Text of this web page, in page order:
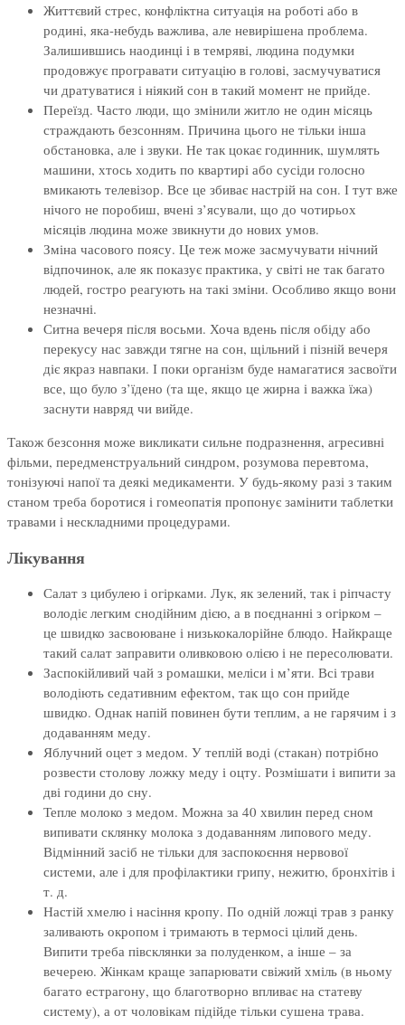
Життєвий стрес, конфліктна ситуація на роботі або в
родині, яка-небудь важлива, але невирішена проблема.
Залишившись наодинці і в темряві, людина подумки
продовжує програвати ситуацію в голові, засмучуватися
чи дратуватися і ніякий сон в такий момент не прийде.
Переїзд. Часто люди, що змінили житло не один місяць
страждають безсонням. Причина цього не тільки інша
обстановка, але і звуки. Не так цокає годинник, шумлять
машини, хтось ходить по квартирі або сусіди голосно
вмикають телевізор. Все це збиває настрій на сон. І тут вже
нічого не поробиш, вчені з’ясували, що до чотирьох
місяців людина може звикнути до нових умов.
Зміна часового поясу. Це теж може засмучувати нічний
відпочинок, але як показує практика, у світі не так багато
людей, гостро реагують на такі зміни. Особливо якщо вони
незначні.
Ситна вечеря після восьми. Хоча вдень після обіду або
перекусу нас завжди тягне на сон, щільний і пізній вечеря
діє якраз навпаки. І поки організм буде намагатися засвоїти
все, що було з’їдено (та ще, якщо це жирна і важка їжа)
заснути навряд чи вийде.
Також безсоння може викликати сильне подразнення, агресивні
фільми, передменструальний синдром, розумова перевтома,
тонізуючі напої та деякі медикаменти. У будь-якому разі з таким
станом треба боротися і гомеопатія пропонує замінити таблетки
травами і нескладними процедурами.
Лікування
Салат з цибулею і огірками. Лук, як зелений, так і ріпчасту
володіє легким снодійним дією, а в поєднанні з огірком –
це швидко засвоюване і низькокалорійне блюдо. Найкраще
такий салат заправити оливковою олією і не пересолювати.
Заспокійливий чай з ромашки, меліси і м’яти. Всі трави
володіють седативним ефектом, так що сон прийде
швидко. Однак напій повинен бути теплим, а не гарячим і з
додаванням меду.
Яблучний оцет з медом. У теплій воді (стакан) потрібно
розвести столову ложку меду і оцту. Розмішати і випити за
дві години до сну.
Тепле молоко з медом. Можна за 40 хвилин перед сном
випивати склянку молока з додаванням липового меду.
Відмінний засіб не тільки для заспокоєння нервової
системи, але і для профілактики грипу, нежитю, бронхітів і
т. д.
Настій хмелю і насіння кропу. По одній ложці трав з ранку
заливають окропом і тримають в термосі цілий день.
Випити треба півсклянки за полуденком, а інше – за
вечерею. Жінкам краще запарювати свіжий хміль (в ньому
багато естрагону, що благотворно впливає на статеву
систему), а от чоловікам підійде тільки сушена трава.